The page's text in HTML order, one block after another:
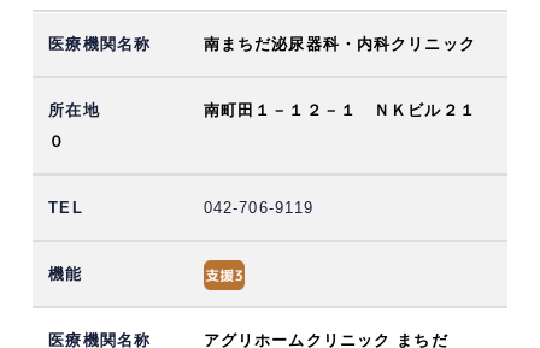
南まちだ泌尿器科・内科クリニック
南町田１－１２－１ ＮＫビル２１
０
042-706-9119
アグリホームクリニック まちだ